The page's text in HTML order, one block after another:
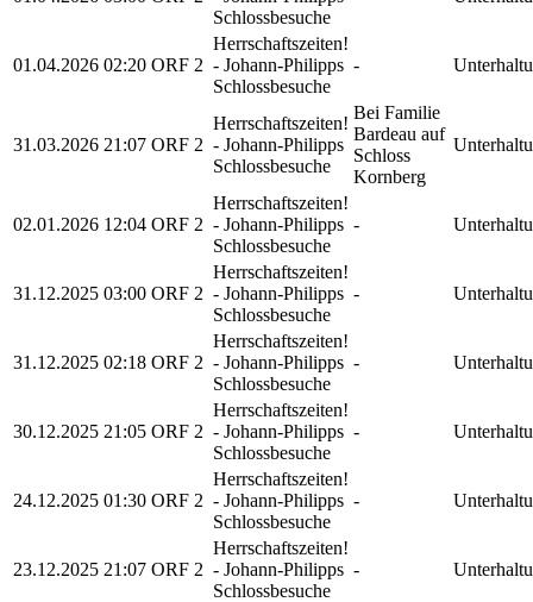
Schlossbesuche
01.04.2026 02:20 ORF 2
Herrschaftszeiten!
- Johann-Philipps
Schlossbesuche
-
31.03.2026 21:07 ORF 2
Herrschaftszeiten!
- Johann-Philipps
Schlossbesuche
Bei Familie
Bardeau auf
Schloss
Kornberg
02.01.2026 12:04 ORF 2
Herrschaftszeiten!
- Johann-Philipps
Schlossbesuche
-
31.12.2025 03:00 ORF 2
Herrschaftszeiten!
- Johann-Philipps
Schlossbesuche
-
31.12.2025 02:18 ORF 2
Herrschaftszeiten!
- Johann-Philipps
Schlossbesuche
-
30.12.2025 21:05 ORF 2
Herrschaftszeiten!
- Johann-Philipps
Schlossbesuche
-
24.12.2025 01:30 ORF 2
Herrschaftszeiten!
- Johann-Philipps
Schlossbesuche
-
23.12.2025 21:07 ORF 2
Herrschaftszeiten!
- Johann-Philipps
Schlossbesuche
-